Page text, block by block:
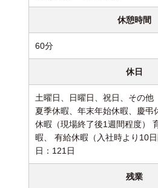
休憩時間
60分
休日
土曜日、日曜日、祝日、その他
夏季休暇、年末年始休暇、慶弔
休暇（現場終了後1週間程度）
暇、 有給休暇（入社時より10
日：121日
残業